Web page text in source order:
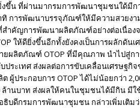
งขึ้น ที่ผ่านมากรมการพัฒนาชุมชนใด้มี
าทิ การพัฒนาบรรจุภัณฑ์ให้มีความสวย
ำคัญการพัฒนาผลิตภัณฑ์อย่างต่อเนื่องจ
ให้ดียิ่งขึ้นอีกทั้งยังคงเป็นการผลักดัน
ยผลิตภัณฑ์ OTOP ที่มีคุณภาพ นำไปสู่กา
ประเทศ ส่งผลต่อการขับเคลื่อนเศรษฐกิ
ผู้ประกอบการ OTOP ได้ไม่น้อยกว่า
านบาท ส่งผลให้คนในชุมชนได้มีกิน มีใ
บดีกรมการพัฒนาชุมชน กล่าวเพิ่มเติมว่